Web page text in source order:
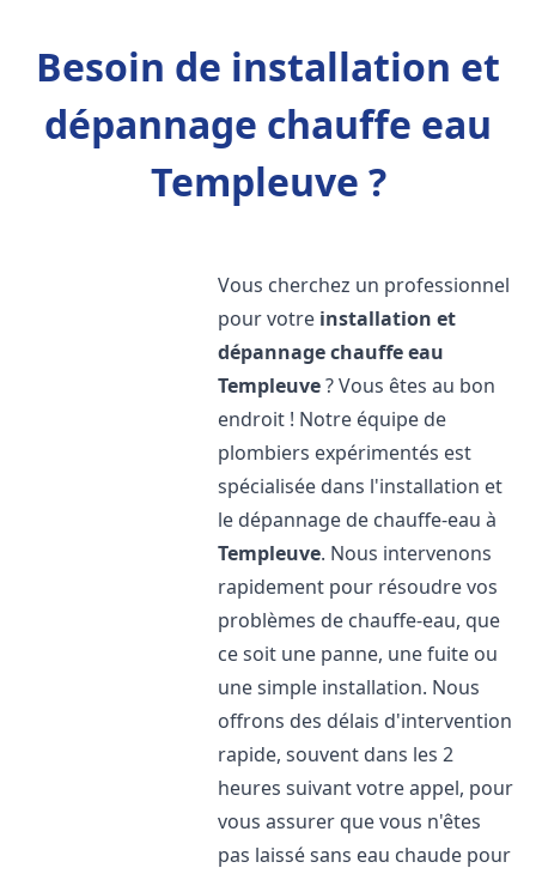
Besoin de installation et
dépannage chauffe eau
Templeuve ?
Vous cherchez un professionnel
pour votre installation et
dépannage chauffe eau
Templeuve? Vous êtes au bon
endroit ! Notre équipe de
plombiers expérimentés est
spécialisée dans l'installation et
le dépannage de chauffe-eau à
Templeuve. Nous intervenons
rapidement pour résoudre vos
problèmes de chauffe-eau, que
ce soit une panne, une fuite ou
une simple installation. Nous
offrons des délais d'intervention
rapide, souvent dans les 2
heures suivant votre appel, pour
vous assurer que vous n'êtes
pas laissé sans eau chaude pour